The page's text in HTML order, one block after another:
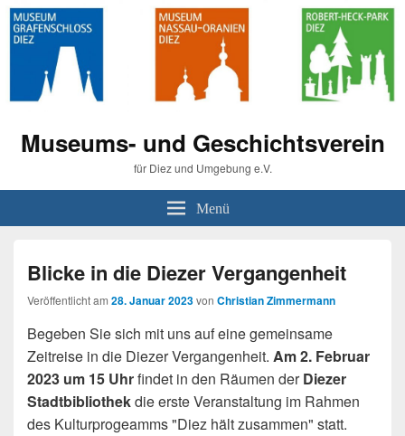
Museums- und Geschichtsverein
für Diez und Umgebung e.V.
Menü
Blicke in die Diezer Vergangenheit
Veröffentlicht am 28. Januar 2023von Christian Zimmermann
Begeben Sie sich mit uns auf eine gemeinsame
Zeitreise in die Diezer Vergangenheit. Am 2. Februar
2023 um 15 Uhrfindet in den Räumen derDiezer
Stadtbibliothekdie erste Veranstaltung im Rahmen
des Kulturprogeamms "Diez hält zusammen" statt.